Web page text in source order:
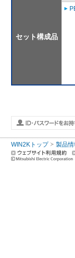
セット構成品
WIN2Kトップ 製品情